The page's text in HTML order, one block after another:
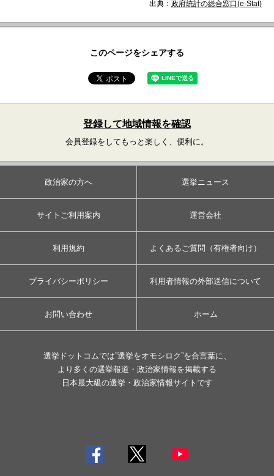
出典： 政府統計の総合窓口(e-Stat)
このページをシェアする
登録して地域情報を確認
会員登録をしてもっと楽しく、便利に。
政治家の方へ 選挙ニュース
サイトご利用案内 運営会社
利用規約 よくあるご質問（有権者向け）
プライバシーポリシー 利用者情報の外部送信について
お問い合わせ ホーム
選挙ドットコムでは”選挙をオモシロク”を合言葉に、
より多くの選挙報道・政治家情報を掲載する
日本最大級の選挙・政治家情報サイトです